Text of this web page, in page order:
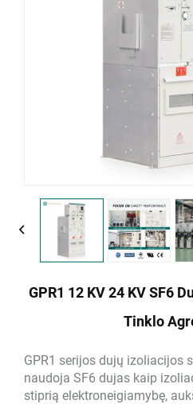
GPR1 12 KV 24 KV SF6
Tinklo
GPR1 serijos dujų izoliacijos
naudoja SF6 dujas kaip
stiprią elektroneigiamybę,